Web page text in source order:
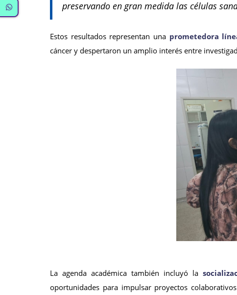
preservando en gran medida las células
Estos resultados representan una prometedora
cáncer y despertaron un amplio interés entre
La agenda académica también incluyó la
oportunidades para impulsar proyectos